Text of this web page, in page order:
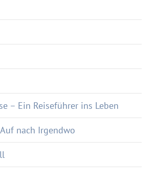
– Ein Reiseführer ins Leben
nach Irgendwo